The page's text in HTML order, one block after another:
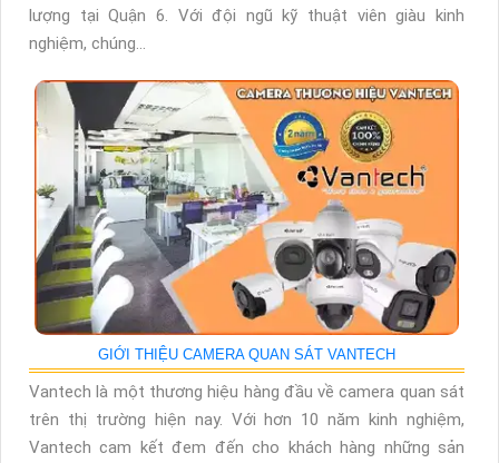
lượng tại Quận 6. Với đội ngũ kỹ thuật viên giàu kinh
nghiệm, chúng...
GIỚI THIỆU CAMERA QUAN SÁT VANTECH
Vantech là một thương hiệu hàng đầu về camera quan sát
trên thị trường hiện nay. Với hơn 10 năm kinh nghiệm,
Vantech cam kết đem đến cho khách hàng những sản